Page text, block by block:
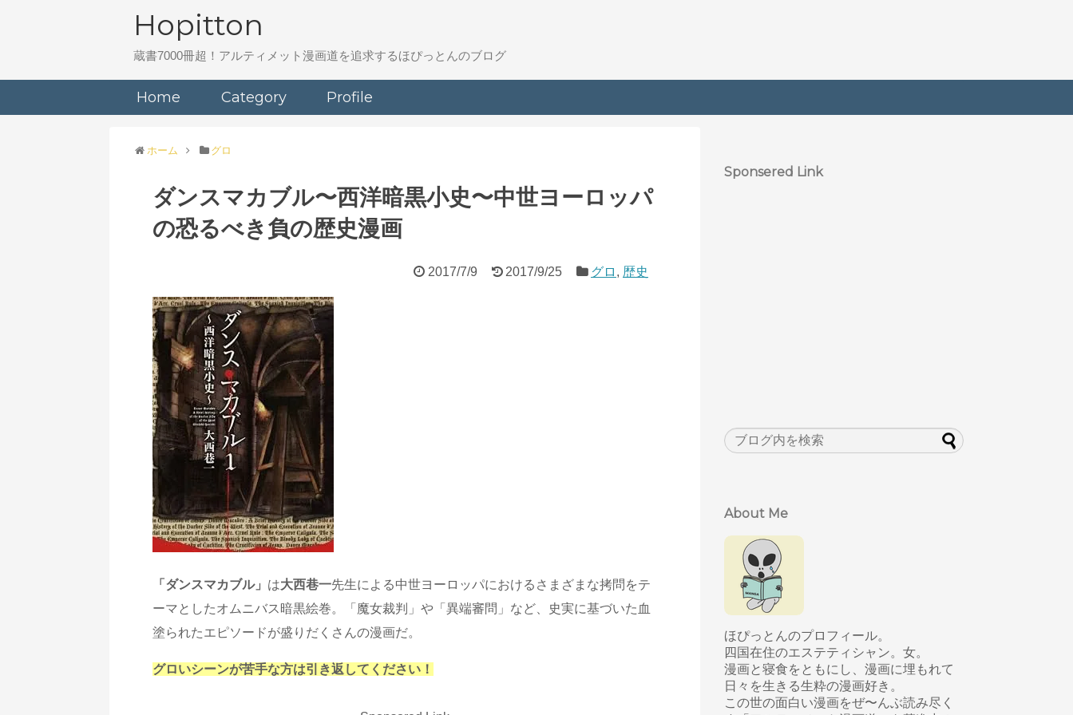
Hopitton
蔵書7000冊超！アルティメット漫画道を追求するほぴっとんのブログ
Home Category Profile
ホーム グロ
ダンスマカブル〜西洋暗黒小史〜中世ヨーロッパ
の恐るべき負の歴史漫画
2017/7/9 2017/9/25 グロ , 歴史
「ダンスマカブル」 は大西巷一先生による中世ヨーロッパにおけるさまざまな拷問をテ
ーマとしたオムニバス暗黒絵巻。「魔女裁判」や「異端審問」など、史実に基づいた血
塗られたエピソードが盛りだくさんの漫画だ。
グロいシーンが苦手な方は引き返してください！
Sponsered Link
About Me
ほぴっとんのプロフィール。
四国在住のエステティシャン。女。
漫画と寝食をともにし、漫画に埋もれて
日々を生きる生粋の漫画好き。
この世の面白い漫画をぜ〜んぶ読み尽く